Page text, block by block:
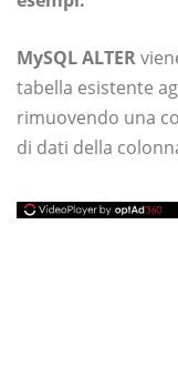
MySQL ALTER
tabella esistente
rimuovendo una
di dati della